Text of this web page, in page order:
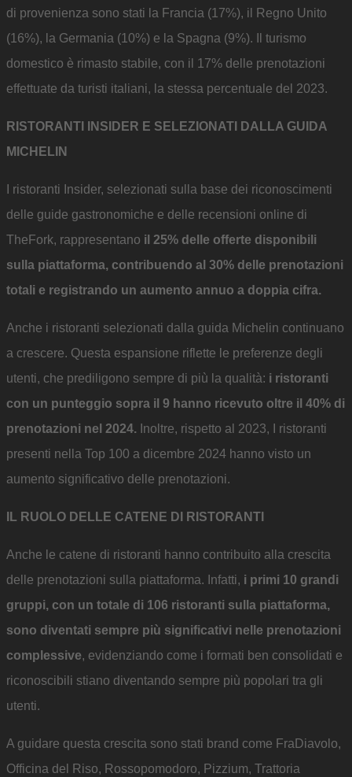
di provenienza sono stati la Francia (17%), il Regno Unito
(16%), la Germania (10%) e la Spagna (9%). Il turismo
domestico è rimasto stabile, con il 17% delle prenotazioni
effettuate da turisti italiani, la stessa percentuale del 2023.
RISTORANTI INSIDER E SELEZIONATI DALLA GUIDA
MICHELIN
I ristoranti Insider, selezionati sulla base dei riconoscimenti
delle guide gastronomiche e delle recensioni online di
TheFork, rappresentano il 25% delle offerte disponibili
sulla piattaforma, contribuendo al 30% delle prenotazioni
totali e registrando un aumento annuo a doppia cifra.
Anche i ristoranti selezionati dalla guida Michelin continuano
a crescere. Questa espansione riflette le preferenze degli
utenti, che prediligono sempre di più la qualità: i ristoranti
con un punteggio sopra il 9 hanno ricevuto oltre il 40% di
prenotazioni nel 2024. Inoltre, rispetto al 2023, I ristoranti
presenti nella Top 100 a dicembre 2024 hanno visto un
aumento significativo delle prenotazioni.
IL RUOLO DELLE CATENE DI RISTORANTI
Anche le catene di ristoranti hanno contribuito alla crescita
delle prenotazioni sulla piattaforma. Infatti, i primi 10 grandi
gruppi, con un totale di 106 ristoranti sulla piattaforma,
sono diventati sempre più significativi nelle prenotazioni
complessive, evidenziando come i formati ben consolidati e
riconoscibili stiano diventando sempre più popolari tra gli
utenti.
A guidare questa crescita sono stati brand come FraDiavolo,
Officina del Riso, Rossopomodoro, Pizzium, Trattoria